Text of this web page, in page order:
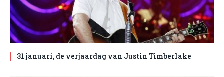
31 januari, de verjaardag van Justin Timberlake